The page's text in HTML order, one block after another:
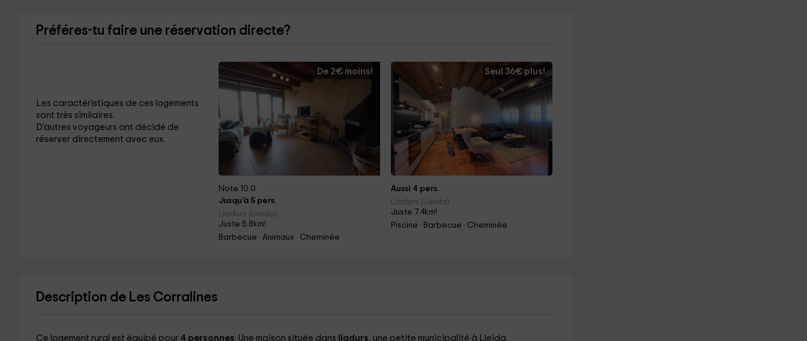
Préféres-tu faire une réservation directe?
Les caractéristiques de ces logements
sont très similaires.
D'autres voyageurs ont décidé de
réserver directement avec eux.
De 2€ moins!
Note 10.0
Jusqu'à 5 pers.
Lladurs (Lleida)
Juste 5.8km!
Barbecue · Animaux · Cheminée
Seul 36€ plus!
Aussi 4 pers.
Lladurs (Lleida)
Juste 7.4km!
Piscine · Barbecue · Cheminée
Description de Les Corralines
Ce logement rural est équipé pour 4 personnes. Une maison située dans lladurs, une petite municipalité à Lleida.